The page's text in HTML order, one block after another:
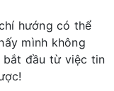
hướng có thể
mình không
bắt đầu từ việc tin